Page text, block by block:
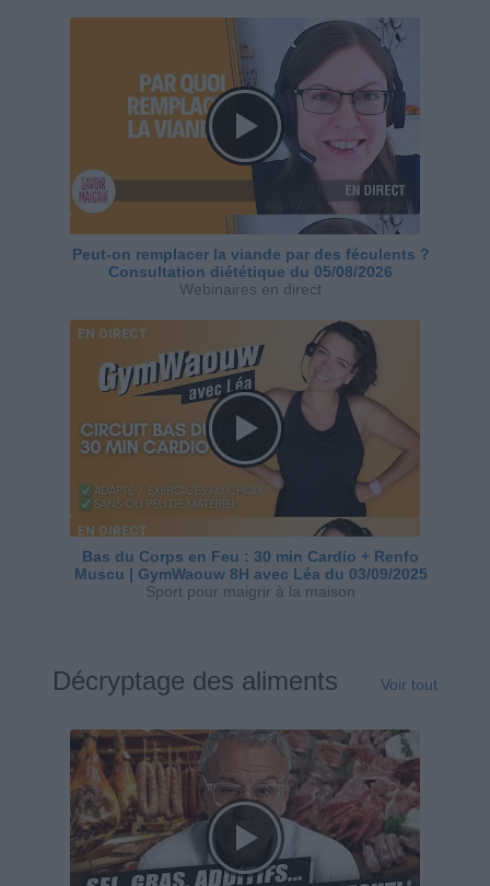
Peut-on remplacer la viande par des féculents ?
Consultation diététique du 05/08/2026
Webinaires en direct
Bas du Corps en Feu : 30 min Cardio + Renfo
Muscu | GymWaouw 8H avec Léa du 03/09/2025
Sport pour maigrir à la maison
Décryptage des aliments Voir tout